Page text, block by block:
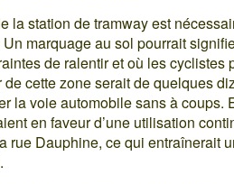
la station de tramway est
marquage au sol pourrait
de ralentir et où les cyclistes
cette zone serait de quelques
la voie automobile sans à coups.
en faveur d’une utilisation
rue Dauphine, ce qui entraînerait